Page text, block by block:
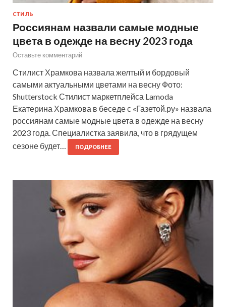
СТИЛЬ
Россиянам назвали самые модные
цвета в одежде на весну 2023 года
Оставьте комментарий
Стилист Храмкова назвала желтый и бордовый
самыми актуальными цветами на весну Фото:
Shutterstock Стилист маркетплейса Lamoda
Екатерина Храмкова в беседе с «Газетой.ру» назвала
россиянам самые модные цвета в одежде на весну
2023 года. Специалистка заявила, что в грядущем
сезоне будет…
ПОДРОБНЕЕ